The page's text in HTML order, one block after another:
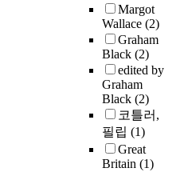
Margot
Wallace (2)
Graham
Black (2)
edited by
Graham
Black (2)
코틀러,
필립 (1)
Great
Britain (1)